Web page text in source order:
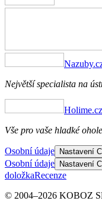
Největší specialista na
Holime.cz
Vše pro vaše hladké
Osobní údaje Nastavení
Osobní údaje
Nastavení
doložkaRecenze
© 2004–2026 KOBOZ